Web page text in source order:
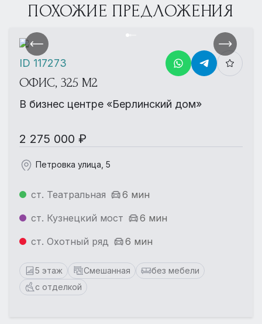
ПОХОЖИЕ ПРЕДЛОЖЕНИЯ
ОФИС, 325 М2
В бизнес центре «Берлинский дом»
2 275 000 ₽
Петровка улица, 5
ст. Театральная
6 мин
ст. Кузнецкий мост
6 мин
ст. Охотный ряд
6 мин
5 этаж Смешанная
без мебели
с отделкой
ID 117273